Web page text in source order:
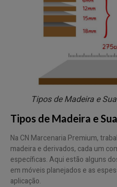
Tipos de Madeira e
Tipos de Madeira e
Na CN Marcenaria Premium,
madeira e derivados, cada um
específicas. Aqui estão alguns
em móveis planejados e as
aplicação.